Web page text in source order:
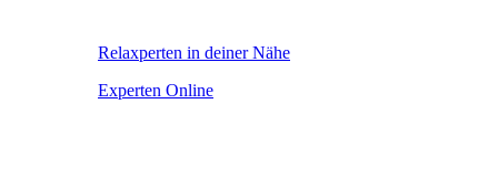
Relaxperten in deiner Nähe
Experten Online